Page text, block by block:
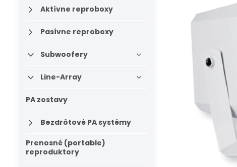
Aktívne reproboxy
Pasívne reproboxy
Subwoofery
Line-Array
PA zostavy
Bezdrôtové PA systémy
Prenosné (portable)
reproduktory